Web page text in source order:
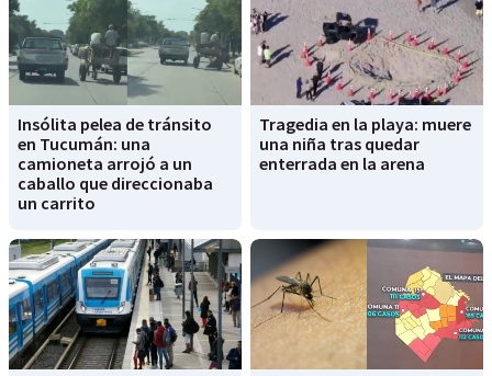
Insólita pelea de tránsito
en Tucumán: una
camioneta arrojó a un
caballo que direccionaba
un carrito
Tragedia en la playa: muere
una niña tras quedar
enterrada en la arena